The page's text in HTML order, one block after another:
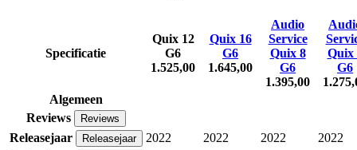
Specificatie
Quix 12
G6
1.525,00
Quix 16
G6
1.645,00
Audio
Service
Quix 8
G6
1.395,00
Quix
G6
Algemeen
Reviews
Reviews
Releasejaar Releasejaar 2022 2022 2022
2022